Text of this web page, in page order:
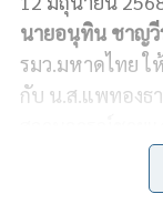
c
e
b
n
e
นายอนุทิน ชาญวี
รมว.มหาดไทย
กับ น.ส.แพทองธ
เตรียมเรื่องกา
นโยบายเหมือน